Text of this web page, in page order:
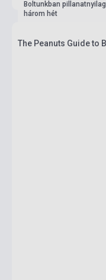
Boltunkban
három hét
The Peanuts Guide to